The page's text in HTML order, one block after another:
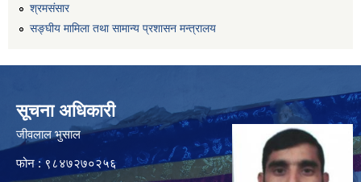
श्रमसंसार
सङ्घीय मामिला तथा सामान्य प्रशासन मन्त्रालय
सूचना अधिकारी
जीवलाल भुसाल
फोन : ९८४७२७०२५६